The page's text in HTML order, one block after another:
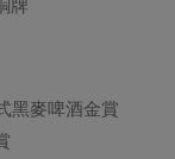
牌
黑麥啤酒金賞